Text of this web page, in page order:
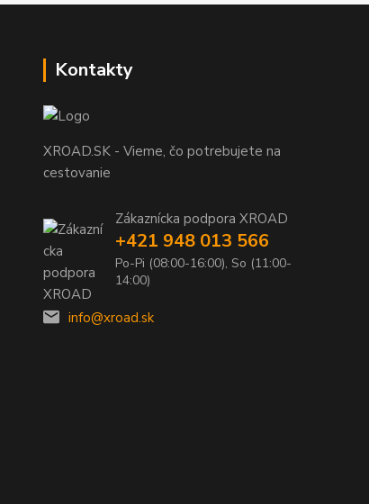
Kontakty
XROAD.SK - Vieme, čo potrebujete na
cestovanie
Zákaznícka podpora XROAD
+421 948 013 566
Po-Pi (08:00-16:00), So (11:00-
14:00)
info@xroad.sk